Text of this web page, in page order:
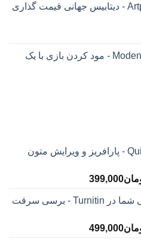
اکانت پرمیوم Artprice - دیتابیس جهانی قیمت ‌گذاری
اکانت پرمیوم Modengine - مود کردن بازی با یک
اکانت پرمیوم Quillbot - پارافریز و ویرایش متون
399,000محدوده
تومان145,000
تومان399,000
شارژ اکانت شخصی شما در Turnitin - برسی سرقت
499,000محدوده